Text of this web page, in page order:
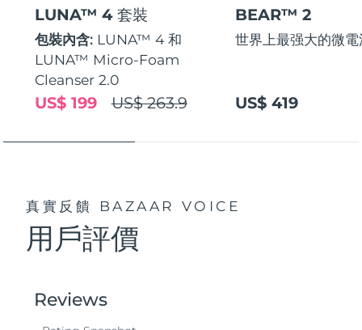
LUNA™ 4 套裝
包裝內含: LUNA™ 4 和
LUNA™ Micro-Foam
Cleanser 2.0
US$ 263.9
US$ 199
BEAR™ 2
世界上最强大的微
US$ 419
真實反饋 BAZAAR VOICE
用戶評價